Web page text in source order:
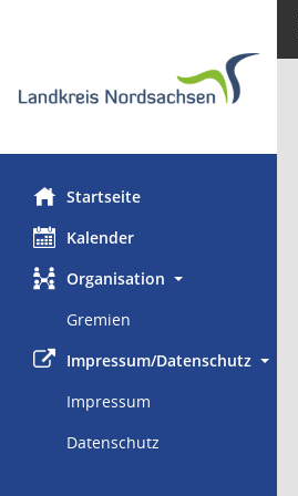
Startseite
Kalender
Organisation
Gremien
Impressum/Datenschutz
Impressum
Datenschutz